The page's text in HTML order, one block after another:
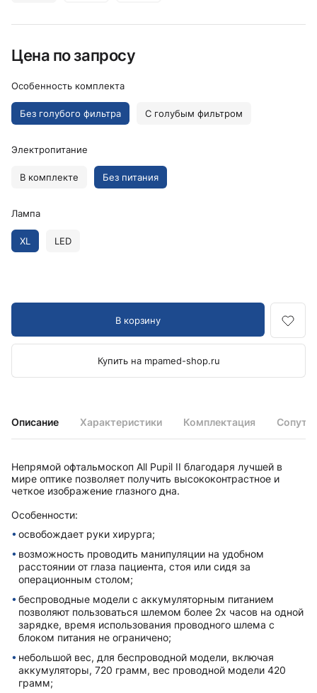
Описание Характеристики Комплектация
Непрямой офтальмоскоп All Pupil II благодаря лучшей в
мире оптике позволяет получить высококонтрастное и
четкое изображение глазного дна.
Особенности:
освобождает руки хирурга;
возможность проводить манипуляции на удобном
расстоянии от глаза пациента, стоя или сидя за
операционным столом;
беспроводные модели с аккумуляторным питанием
позволяют пользоваться шлемом более 2х часов на одной
зарядке, время использования проводного шлема с
блоком питания не ограничено;
небольшой вес, для беспроводной модели, включая
аккумуляторы, 720 грамм, вес проводной модели 420
грамм;
Цена по запросу
Особенность комплекта
Без голубого фильтра С голубым фильтром
Электропитание
В комплекте Без питания
Лампа
XL LED
В корзину
Купить на mpamed-shop.ru